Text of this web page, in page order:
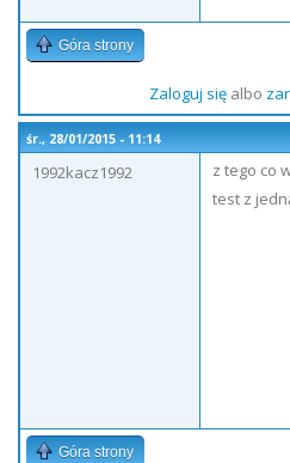
Góra strony
Zaloguj sięalbo
śr., 28/01/2015 - 11:14
1992kacz1992
z tego co
test z
Góra strony